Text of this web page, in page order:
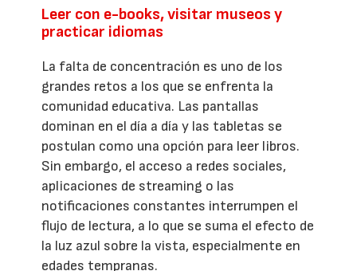
Leer con e-books, visitar museos y
practicar idiomas
La falta de concentración es uno de los
grandes retos a los que se enfrenta la
comunidad educativa. Las pantallas
dominan en el día a día y las tabletas se
postulan como una opción para leer libros.
Sin embargo, el acceso a redes sociales,
aplicaciones de streaming o las
notificaciones constantes interrumpen el
flujo de lectura, a lo que se suma el efecto de
la luz azul sobre la vista, especialmente en
edades tempranas.